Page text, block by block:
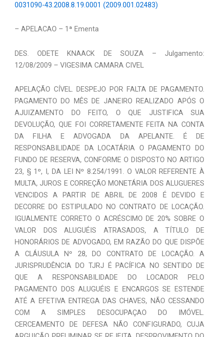
0031090-43.2008.8.19.0001 (2009.001.02483)
– APELACAO – 1ª Ementa
DES. ODETE KNAACK DE SOUZA – Julgamento:
12/08/2009 – VIGESIMA CAMARA CIVEL
APELAÇÃO CÍVEL. DESPEJO POR FALTA DE PAGAMENTO.
PAGAMENTO DO MÊS DE JANEIRO REALIZADO APÓS O
AJUIZAMENTO DO FEITO, O QUE JUSTIFICA SUA
DEVOLUÇÃO, QUE FOI CORRETAMENTE FEITA NA CONTA
DA FILHA E ADVOGADA DA APELANTE. É DE
RESPONSABILIDADE DA LOCATÁRIA O PAGAMENTO DO
FUNDO DE RESERVA, CONFORME O DISPOSTO NO ARTIGO
23, § 1º, I, DA LEI Nº 8.254/1991. O VALOR REFERENTE À
MULTA, JUROS E CORREÇÃO MONETÁRIA DOS ALUGUERES
VENCIDOS A PARTIR DE ABRIL DE 2008 É DEVIDO E
DECORRE DO ESTIPULADO NO CONTRATO DE LOCAÇÃO.
IGUALMENTE CORRETO O ACRÉSCIMO DE 20% SOBRE O
VALOR DOS ALUGUÉIS ATRASADOS, A TÍTULO DE
HONORÁRIOS DE ADVOGADO, EM RAZÃO DO QUE DISPÕE
A CLÁUSULA Nº 28, DO CONTRATO DE LOCAÇÃO. A
JURISPRUDÊNCIA DO TJRJ É PACÍFICA NO SENTIDO DE
QUE A RESPONSABILIDADE DO LOCADOR PELO
PAGAMENTO DOS ALUGUÉIS E ENCARGOS SE ESTENDE
ATÉ A EFETIVA ENTREGA DAS CHAVES, NÃO CESSANDO
COM A SIMPLES DESOCUPAÇAO DO IMÓVEL.
CERCEAMENTO DE DEFESA NÃO CONFIGURADO, CUJA